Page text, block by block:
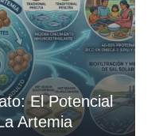
El Potencial
Artemia